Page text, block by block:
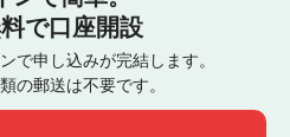
で口座開設
で申し込みが完結します。
の郵送は不要です。